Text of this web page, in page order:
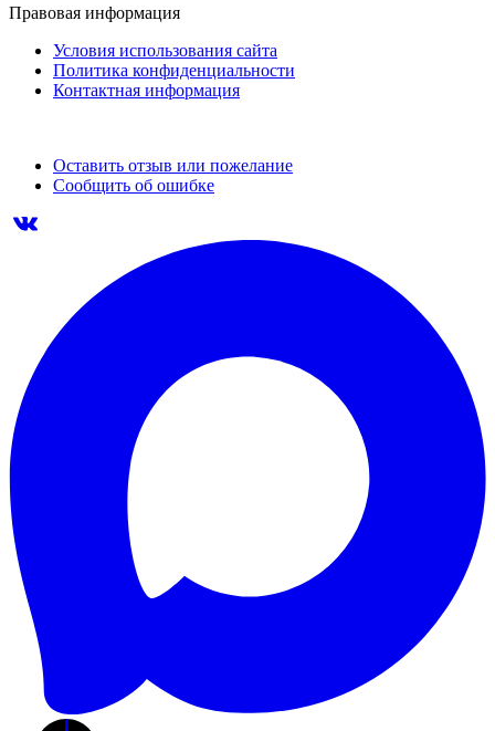
Правовая информация
Условия использования сайта
Политика конфиденциальности
Контактная информация
Оставить отзыв или пожелание
Сообщить об ошибке